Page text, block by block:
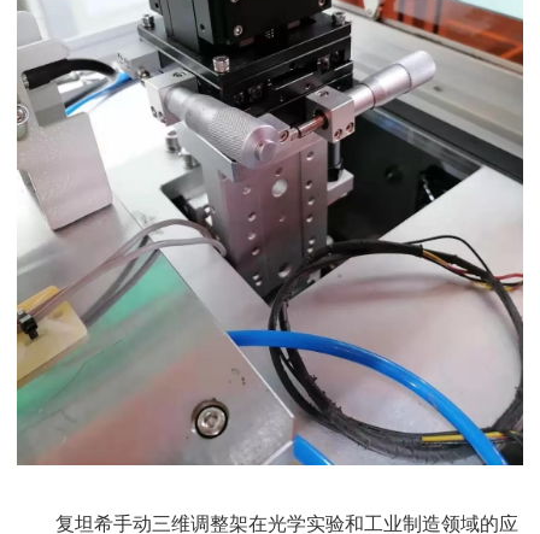
复坦希手动三维调整架在光学实验和工业制造领域的应